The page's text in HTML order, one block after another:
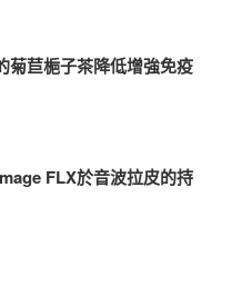
菊苣梔子茶降低增強免疫
FLX於音波拉皮的持